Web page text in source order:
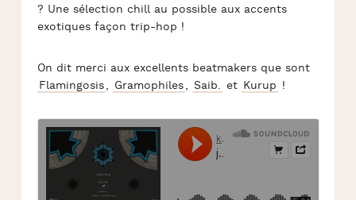
? Une sélection chill au possible aux accents
exotiques façon trip-hop !
On dit merci aux excellents beatmakers que sont
Flamingosis, Gramophiles, Saib. et Kurup !